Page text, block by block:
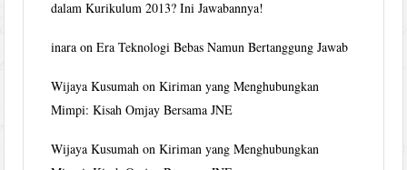
dalam Kurikulum 2013? Ini Jawabannya!
inara onEra Teknologi Bebas Namun Bertanggung Jawab
Wijaya Kusumah onKiriman yang Menghubungkan
Mimpi: Kisah Omjay Bersama JNE
Wijaya Kusumah onKiriman yang Menghubungkan